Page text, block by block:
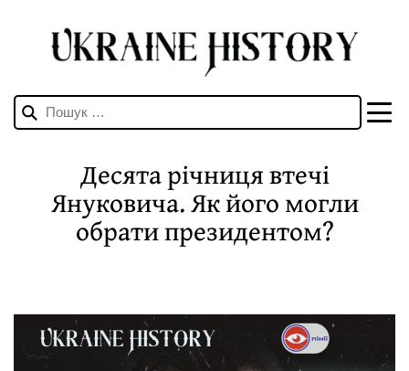
Пошук:
Десята річниця втечі
Януковича. Як його могли
обрати президентом?